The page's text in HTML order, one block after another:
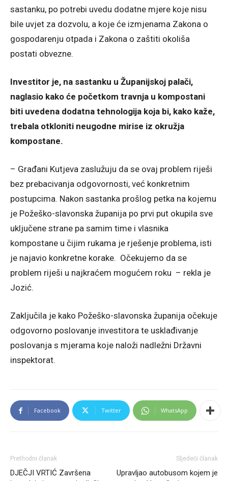
sastanku, po potrebi uvedu dodatne mjere koje nisu
bile uvjet za dozvolu, a koje će izmjenama Zakona o
gospodarenju otpada i Zakona o zaštiti okoliša
postati obvezne.
Investitor je, na sastanku u Županijskoj palači,
naglasio kako će početkom travnja u kompostani
biti uvedena dodatna tehnologija koja bi, kako kaže,
trebala otkloniti neugodne mirise iz okružja
kompostane.
– Građani Kutjeva zaslužuju da se ovaj problem riješi
bez prebacivanja odgovornosti, već konkretnim
postupcima. Nakon sastanka prošlog petka na kojemu
je Požeško-slavonska županija po prvi put okupila sve
uključene strane pa samim time i vlasnika
kompostane u čijim rukama je rješenje problema, isti
je najavio konkretne korake. Očekujemo da se
problem riješi u najkraćem mogućem roku – rekla je
Jozić.
Zaključila je kako Požeško-slavonska županija očekuje
odgovorno poslovanje investitora te usklađivanje
poslovanja s mjerama koje naloži nadležni Državni
inspektorat.
Facebook Twitter WhatsApp
Prethodni članak
DJEČJI VRTIĆ Završena
Sljedeći članak
Upravljao autobusom kojem je